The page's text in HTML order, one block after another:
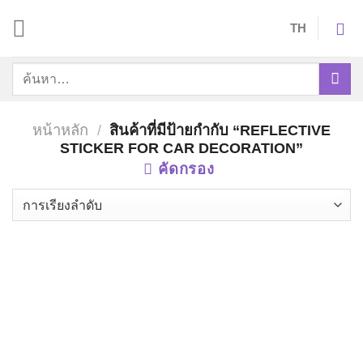
content
TH
ค้นหา:
หน้าหลัก / สินค้าที่มีป้ายกำกับ “REFLECTIVE
STICKER FOR CAR DECORATION”
คัดกรอง